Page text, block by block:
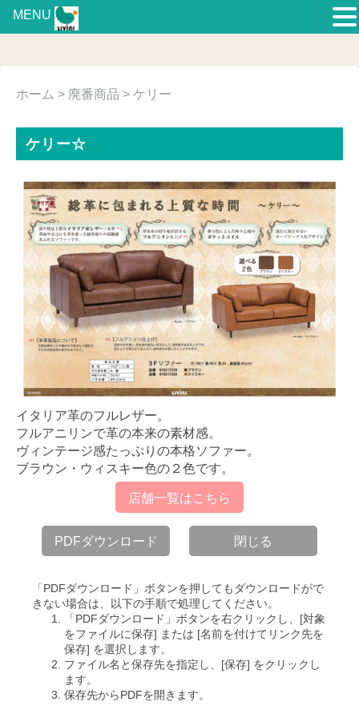
ホーム > 廃番商品 > ケリー
ケリー☆
イタリア革のフルレザー。
フルアニリンで革の本来の素材感。
ヴィンテージ感たっぷりの本格ソファー。
ブラウン・ウィスキー色の２色です。
店舗一覧はこちら
PDFダウンロード 閉じる
「PDFダウンロード」ボタンを押してもダウンロードがで
きない場合は、以下の手順で処理してください。
「PDFダウンロード」ボタンを右クリックし、[対象
をファイルに保存] または [名前を付けてリンク先を
保存] を選択します。
ファイル名と保存先を指定し、[保存] をクリックし
ます。
保存先からPDFを開きます。
MENU